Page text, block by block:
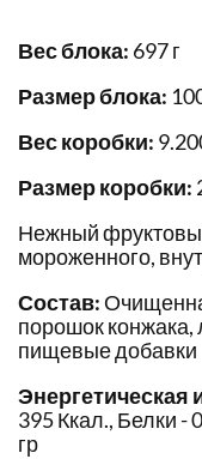
Вес блока: 697 г
Размер блока:
Вес коробки:
Размер коробки:
Нежный
мороженного,
Состав:
порошок конжака,
пищевые добавки
Энергетическая
395 Ккал., Белки -
гр